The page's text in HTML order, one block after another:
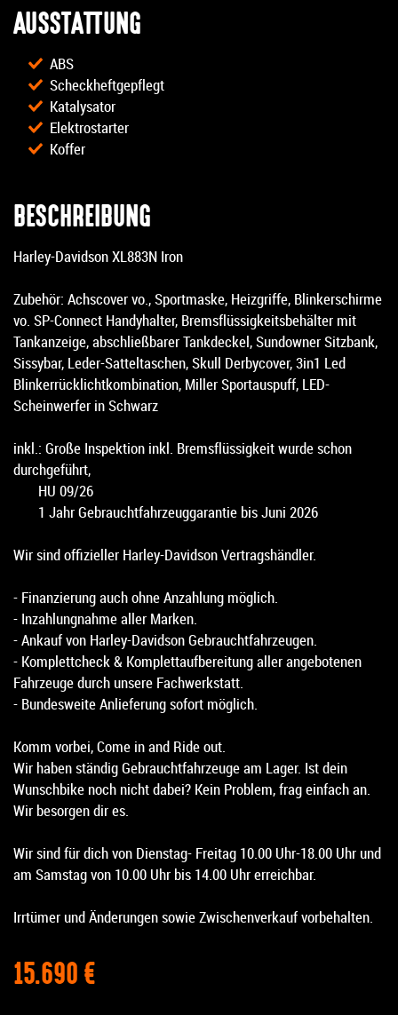
AUSSTATTUNG
ABS
Scheckheftgepflegt
Katalysator
Elektrostarter
Koffer
BESCHREIBUNG
Harley-Davidson XL883N Iron
Zubehör: Achscover vo., Sportmaske, Heizgriffe, Blinkerschirme
vo. SP-Connect Handyhalter, Bremsflüssigkeitsbehälter mit
Tankanzeige, abschließbarer Tankdeckel, Sundowner Sitzbank,
Sissybar, Leder-Satteltaschen, Skull Derbycover, 3in1 Led
Blinkerrücklichtkombination, Miller Sportauspuff, LED-
Scheinwerfer in Schwarz
inkl.: Große Inspektion inkl. Bremsflüssigkeit wurde schon
durchgeführt,
HU 09/26
1 Jahr Gebrauchtfahrzeuggarantie bis Juni 2026
Wir sind offizieller Harley-Davidson Vertragshändler.
- Finanzierung auch ohne Anzahlung möglich.
- Inzahlungnahme aller Marken.
- Ankauf von Harley-Davidson Gebrauchtfahrzeugen.
- Komplettcheck & Komplettaufbereitung aller angebotenen
Fahrzeuge durch unsere Fachwerkstatt.
- Bundesweite Anlieferung sofort möglich.
Komm vorbei, Come in and Ride out.
Wir haben ständig Gebrauchtfahrzeuge am Lager. Ist dein
Wunschbike noch nicht dabei? Kein Problem, frag einfach an.
Wir besorgen dir es.
Wir sind für dich von Dienstag- Freitag 10.00 Uhr-18.00 Uhr und
am Samstag von 10.00 Uhr bis 14.00 Uhr erreichbar.
Irrtümer und Änderungen sowie Zwischenverkauf vorbehalten.
15.690 €